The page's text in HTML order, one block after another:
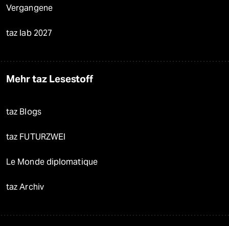
Vergangene
taz lab 2027
Mehr taz Lesestoff
taz Blogs
taz FUTURZWEI
Le Monde diplomatique
taz Archiv